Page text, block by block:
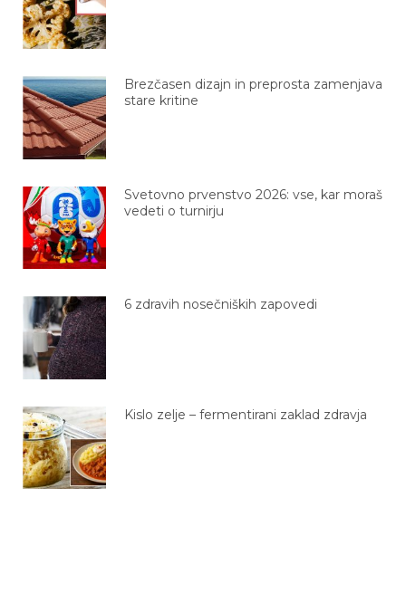
Brezčasen dizajn in preprosta zamenjava
stare kritine
Svetovno prvenstvo 2026: vse, kar moraš
vedeti o turnirju
6 zdravih nosečniških zapovedi
Kislo zelje – fermentirani zaklad zdravja